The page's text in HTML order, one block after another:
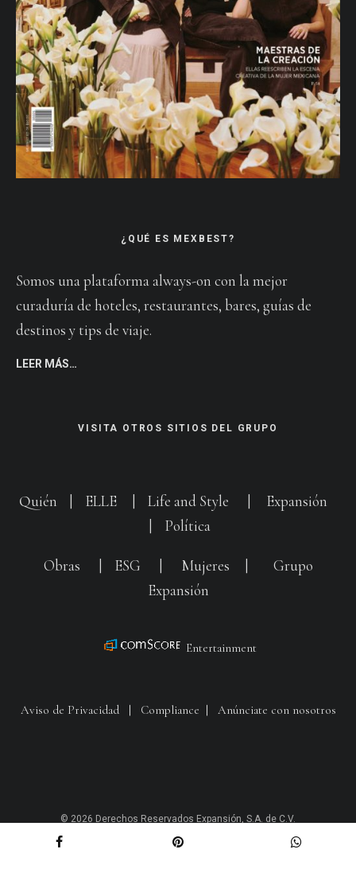
¿QUÉ ES MEXBEST?
Somos una plataforma always-on con la mejor
curaduría de hoteles, restaurantes, bares, guías de
destinos y tips de viaje.
LEER MÁS…
VISITA OTROS SITIOS DEL GRUPO
Quién ELLE Life and Style
Expansión
Política
Obras ESG Mujeres
Grupo
Expansión
Entertainment
Aviso de Privacidad| Compliance | Anúnciate con nosotros
© 2026 Derechos Reservados Expansión, S.A. de C.V.